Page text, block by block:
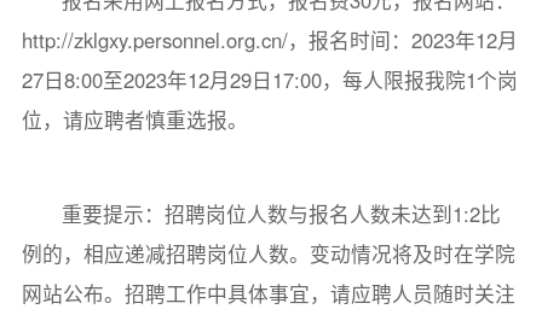
http://zklgxy.personnel.org.cn/，报名时间：2023年12月
27日8:00至2023年12月29日17:00，每人限报我院1个岗
位，请应聘者慎重选报。
重要提示：招聘岗位人数与报名人数未达到1:2比
例的，相应递减招聘岗位人数。变动情况将及时在学院
网站公布。招聘工作中具体事宜，请应聘人员随时关注